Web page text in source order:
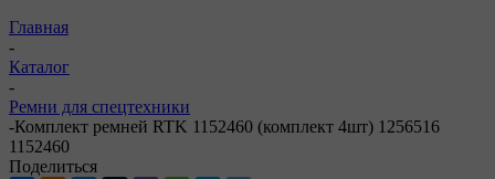
Главная
-
Каталог
-
Ремни для спецтехники
-Комплект ремней RTK 1152460 (комплект 4шт) 1256516
1152460
Поделиться